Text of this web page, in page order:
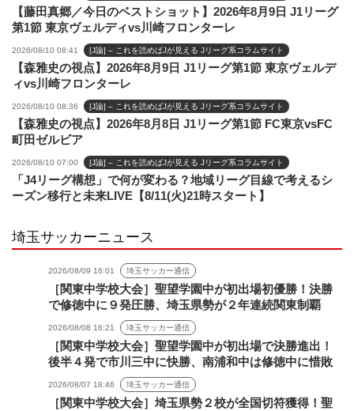
【藤田真郷／今日のベストショット】2026年8月9日 J1リーグ
第1節 東京ヴェルディvs川崎フロンターレ
2026/08/10 08:41 [J論] – これを読めばJが見える Jリーグ系コラムサイト
【森雅史の視点】2026年8月9日 J1リーグ第1節 東京ヴェルデ
ィvs川崎フロンターレ
2026/08/10 08:36 [J論] – これを読めばJが見える Jリーグ系コラムサイト
【森雅史の視点】2026年8月8日 J1リーグ第1節 FC東京vsFC
町田ゼルビア
2026/08/10 07:00 [J論] – これを読めばJが見える Jリーグ系コラムサイト
「J4リーグ構想」で何が変わる？地域リーグ目線で考えるシ
ーズン移行と未来LIVE【8/11(火)21時スタート】
埼玉サッカーニュース
2026/08/09 16:01 埼玉サッカー通信
［関東中学校大会］聖望学園中が初出場初優勝！決勝
で修徳中に９発圧勝、埼玉県勢が２年連続関東制覇
2026/08/08 16:21 埼玉サッカー通信
［関東中学校大会］聖望学園中が初出場で決勝進出！
後半４発で市川三中に快勝、南浦和中は修徳中に惜敗
2026/08/07 18:46 埼玉サッカー通信
［関東中学校大会］埼玉県勢２校が全国切符獲得！聖